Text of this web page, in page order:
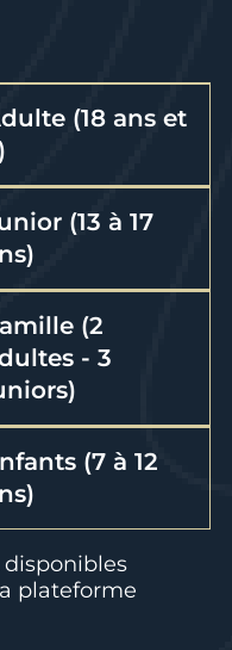
(18 ans et
(13 à 17
(2
- 3
(7 à 12
plateforme